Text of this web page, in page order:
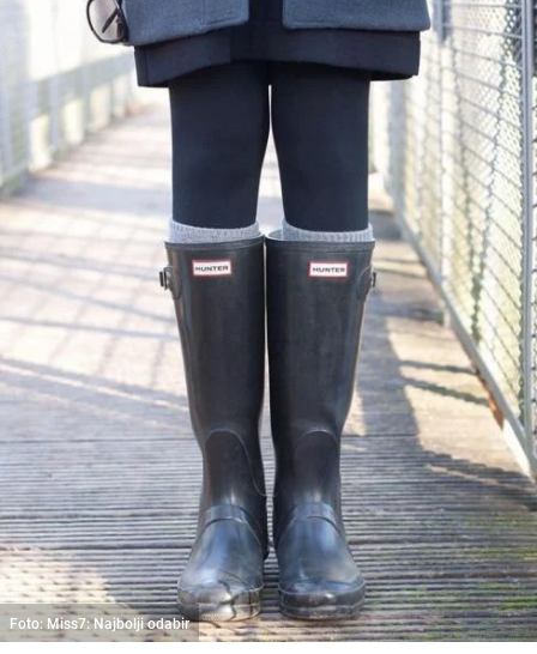
Foto: Miss7: Najbolji odabir